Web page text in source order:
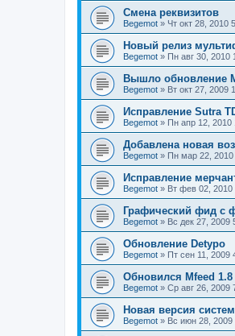
Смена реквизитов
Begemot » Чт окт 28, 2010
Новый релиз
Begemot » Пн авг 30, 2010
Вышло обновление
Begemot » Вт окт 27, 2009
Исправление Sutra
Begemot » Пн апр 12, 2010
Добавлена новая
Begemot » Пн мар 22, 2010
Исправление
Begemot » Вт фев 02, 2010
Графический фид с
Begemot » Вс дек 27, 2009
Обновление Detypo
Begemot » Пт сен 11, 2009
Обновился Mfeed 1.8
Begemot » Ср авг 26, 2009
Новая версия
Begemot » Вс июн 28, 2009